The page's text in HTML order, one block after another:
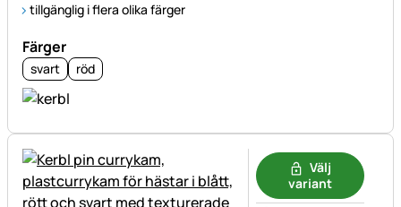
tillgänglig i flera olika färger
Färger
svart röd
Välj
variant